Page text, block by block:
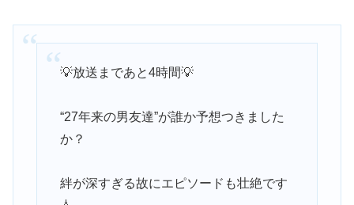
💡放送まであと4時間💡
“27年来の男友達”が誰か予想つきました
か？
絆が深すぎる故にエピソードも壮絶です